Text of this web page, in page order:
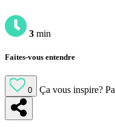
3 min
Faites-vous entendre
0 Ça vous inspire?